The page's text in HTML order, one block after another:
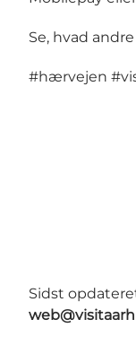
Se, hvad
#hærvejen
Sidst